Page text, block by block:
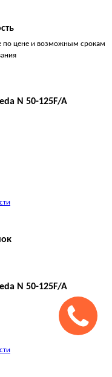
по цене и возможным срокам
N 50-125F/A
N 50-125F/A